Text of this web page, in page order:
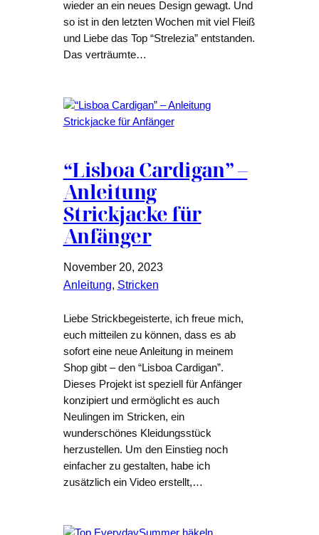
wieder an ein neues Design gewagt. Und
so ist in den letzten Wochen mit viel Fleiß
und Liebe das Top “Strelezia” entstanden.
Das verträumte…
“Lisboa Cardigan” –
Anleitung
Strickjacke für
Anfänger
November 20, 2023
Anleitung, Stricken
Liebe Strickbegeisterte, ich freue mich,
euch mitteilen zu können, dass es ab
sofort eine neue Anleitung in meinem
Shop gibt – den “Lisboa Cardigan”.
Dieses Projekt ist speziell für Anfänger
konzipiert und ermöglicht es auch
Neulingen im Stricken, ein
wunderschönes Kleidungsstück
herzustellen. Um den Einstieg noch
einfacher zu gestalten, habe ich
zusätzlich ein Video erstellt,…